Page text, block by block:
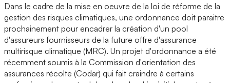
Dans le cadre de la mise en oeuvre de la loi de réforme de la
gestion des risques climatiques, une ordonnance doit paraitre
prochainement pour encadrer la création d'un pool
d'assureurs fournisseurs de la future offre d'assurance
multirisque climatique (MRC). Un projet d'ordonnance a été
récemment soumis à la Commission d'orientation des
assurances récolte (Codar) qui fait craindre à certains